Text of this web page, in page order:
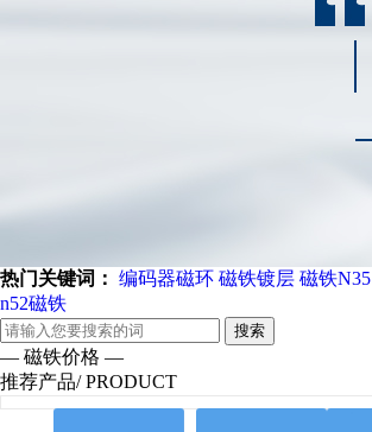
热门关键词： 编码器磁环 磁铁镀层 磁铁N35
n52磁铁
搜索
— 磁铁价格 —
推荐产品/ PRODUCT